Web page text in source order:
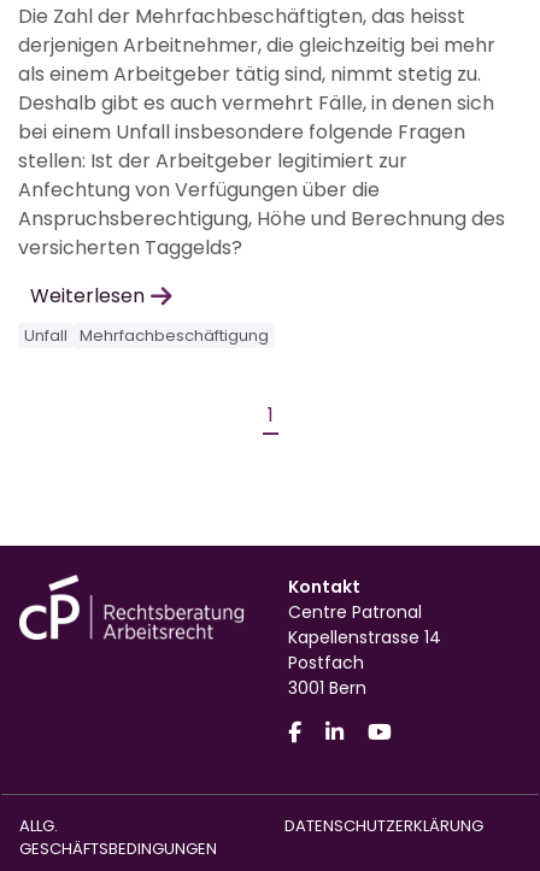
Die Zahl der Mehrfachbeschäftigten, das heisst
derjenigen Arbeitnehmer, die gleichzeitig bei mehr
als einem Arbeitgeber tätig sind, nimmt stetig zu.
Deshalb gibt es auch vermehrt Fälle, in denen sich
bei einem Unfall insbesondere folgende Fragen
stellen: Ist der Arbeitgeber legitimiert zur
Anfechtung von Verfügungen über die
Anspruchsberechtigung, Höhe und Berechnung des
versicherten Taggelds?
Weiterlesen
Unfall Mehrfachbeschäftigung
1
Kontakt
Centre Patronal
Kapellenstrasse 14
Postfach
3001 Bern
ALLG.
GESCHÄFTSBEDINGUNGEN
DATENSCHUTZERKLÄRUNG